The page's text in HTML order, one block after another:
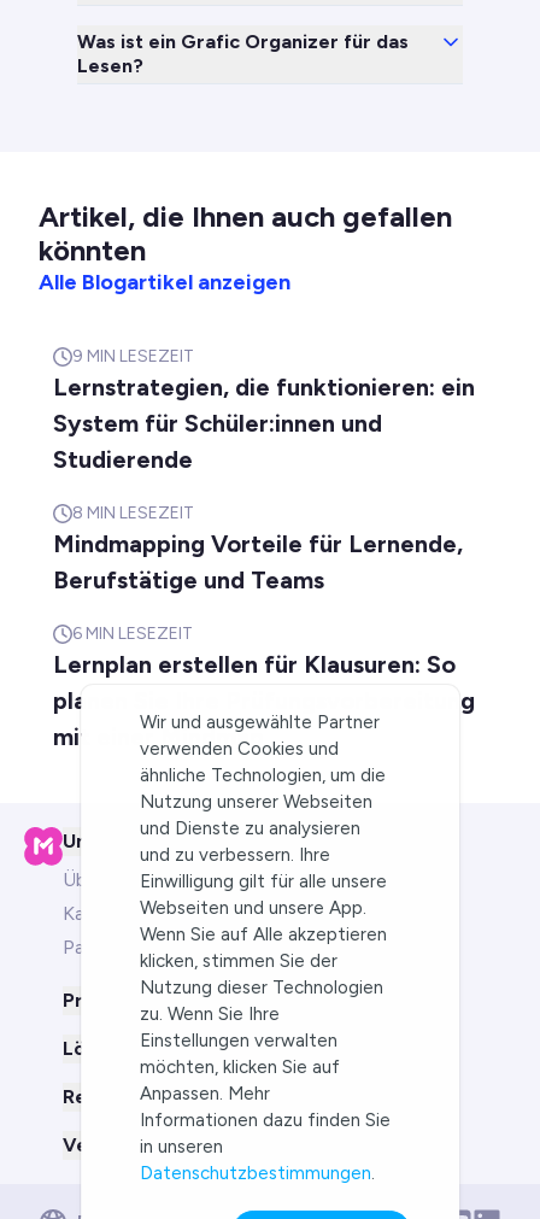
Was ist ein Grafic Organizer für das
Lesen?
Artikel, die Ihnen auch gefallen
könnten
Alle Blogartikel anzeigen
9 MIN LESEZEIT
Lernstrategien, die funktionieren: ein
System für Schüler:innen und
Studierende
8 MIN LESEZEIT
Mindmapping Vorteile für Lernende,
Berufstätige und Teams
6 MIN LESEZEIT
Lernplan erstellen für Klausuren: So
planen Sie Ihre Prüfungsvorbereitung
mit einer Mindmap
Unternehmen
Über uns
Karriere
Partner-Programm
Produkt
Lösungen für
Ressourcen
Vergleich mit
English
Wir und ausgewählte Partner
verwenden Cookies und
ähnliche Technologien, um die
Nutzung unserer Webseiten
und Dienste zu analysieren
und zu verbessern. Ihre
Einwilligung gilt für alle unsere
Webseiten und unsere App.
Wenn Sie auf Alle akzeptieren
klicken, stimmen Sie der
Nutzung dieser Technologien
zu. Wenn Sie Ihre
Einstellungen verwalten
möchten, klicken Sie auf
Anpassen. Mehr
Informationen dazu finden Sie
in unseren
Datenschutzbestimmungen.